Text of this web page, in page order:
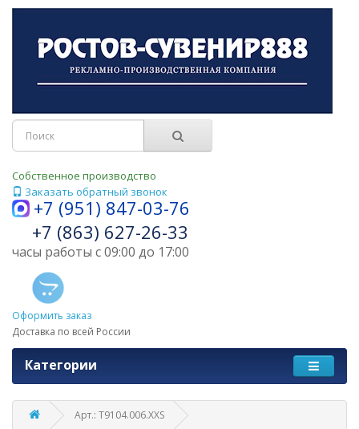
Собственное производство
Заказать обратный звонок
+7 (951) 847-03-76
+7 (863) 627-26-33
часы работы с 09:00 до 17:00
Оформить заказ
Доставка по всей России
Категории
Арт.: T9104.006.XXS